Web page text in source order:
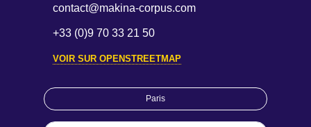
Paris
contact@makina-corpus.com
+33 (0)9 70 33 21 50
VOIR SUR OPENSTREETMAP